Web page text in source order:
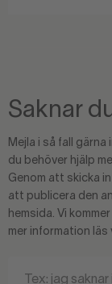
Saknar
Mejla i så fall
du behöver hjälp
Genom att skicka
att publicera den
hemsida. Vi
mer information